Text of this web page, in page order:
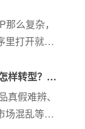
么复杂，
里打开就可
。 下面
怎样的。
样转型？-
假难辨、
场混乱等问